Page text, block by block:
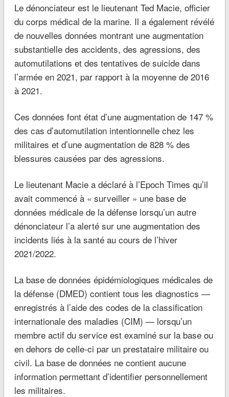
Le dénonciateur est le lieutenant Ted Macie, officier
du corps médical de la marine. Il a également révélé
de nouvelles données montrant une augmentation
substantielle des accidents, des agressions, des
automutilations et des tentatives de suicide dans
l’armée en 2021, par rapport à la moyenne de 2016
à 2021.
Ces données font état d’une augmentation de 147 %
des cas d’automutilation intentionnelle chez les
militaires et d’une augmentation de 828 % des
blessures causées par des agressions.
Le lieutenant Macie a déclaré à l’Epoch Times qu’il
avait commencé à « surveiller » une base de
données médicale de la défense lorsqu’un autre
dénonciateur l’a alerté sur une augmentation des
incidents liés à la santé au cours de l’hiver
2021/2022.
La base de données épidémiologiques médicales de
la défense (DMED) contient tous les diagnostics —
enregistrés à l’aide des codes de la classification
internationale des maladies (CIM) — lorsqu’un
membre actif du service est examiné sur la base ou
en dehors de celle-ci par un prestataire militaire ou
civil. La base de données ne contient aucune
information permettant d’identifier personnellement
les militaires.